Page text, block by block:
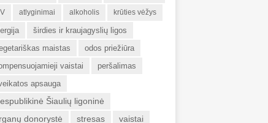
atlyginimai alkoholis krūties vėžys
širdies ir kraujagyslių ligos
maistas
odos priežiūra
vaistai
peršalimas
apsauga
Šiaulių ligoninė
donorystė
stresas vaistai